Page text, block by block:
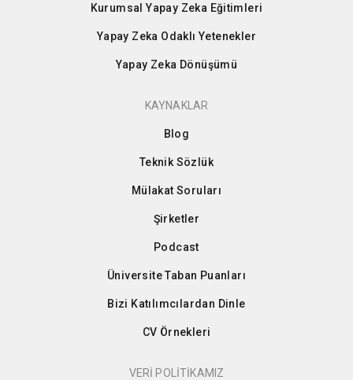
Kurumsal Yapay Zeka Eğitimleri
Yapay Zeka Odaklı Yetenekler
Yapay Zeka Dönüşümü
KAYNAKLAR
Blog
Teknik Sözlük
Mülakat Soruları
Şirketler
Podcast
Üniversite Taban Puanları
Bizi Katılımcılardan Dinle
CV Örnekleri
VERİ POLİTİKAMIZ